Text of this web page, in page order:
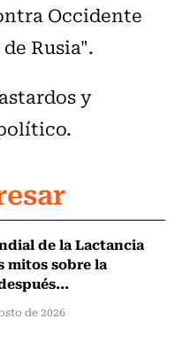
Occidente
Rusia".
y
de la Lactancia
mitos sobre la
de 2026